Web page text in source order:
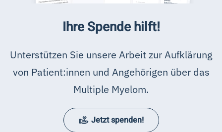
Ihre Spende hilft!
Unterstützen Sie unsere Arbeit zur Aufklärung
von Patient:innen und Angehörigen über das
Multiple Myelom.
Jetzt spenden!